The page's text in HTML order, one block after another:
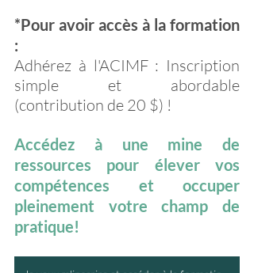
*Pour avoir accès à la formation
:
Adhérez à l'ACIMF : Inscription
simple et abordable
(contribution de 20 $) !
Accédez à une mine de
ressources pour élever vos
compétences et occuper
pleinement votre champ de
pratique!